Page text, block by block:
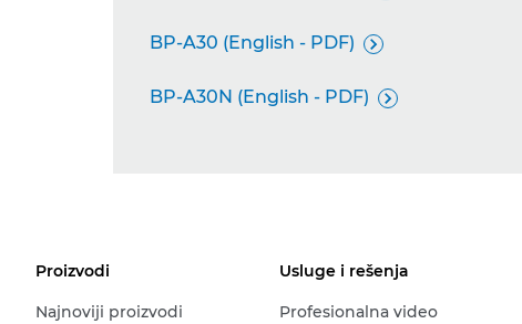
BP-A30 (English - PDF) 
BP-A30N (English - PDF) 
Proizvodi
Najnoviji proizvodi
Usluge i rešenja
Profesionalna video